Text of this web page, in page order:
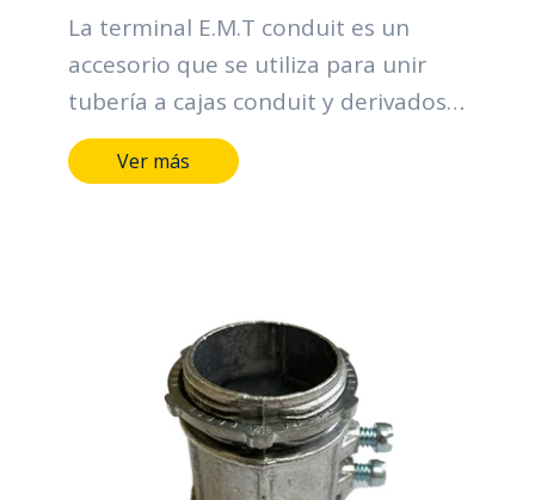
La terminal E.M.T conduit es un
accesorio que se utiliza para unir
tubería a cajas conduit y derivados.
Sus funciones principales se centran
en la organización y protección de
Ver más